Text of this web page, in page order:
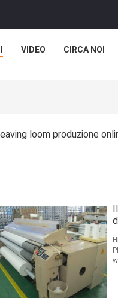
VIDEO CIRCA NOI
loom produzione